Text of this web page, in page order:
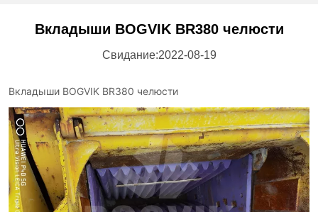
Вкладыши BOGVIK BR380 челюсти
Свидание:2022-08-19